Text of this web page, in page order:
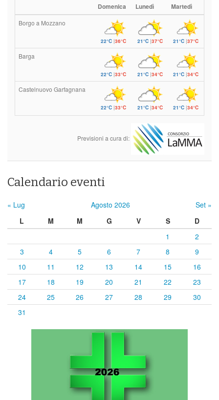
Domenica Lunedì Martedì
Borgo a Mozzano
22°C|36°C 21°C|37°C 21°C |37°C
Barga
22°C|33°C 21°C|34°C 21°C |34°C
Castelnuovo Garfagnana
22°C|33°C 21°C|34°C 21°C |34°C
Previsioni a cura di:
Calendario eventi
« Lug Agosto 2026
Set »
L
M M G V S
D
1
2
3
4 5 6 7 8
9
10
11 12 13 14 15
16
17
18 19 20 21 22
23
24
25 26 27 28 29
30
31